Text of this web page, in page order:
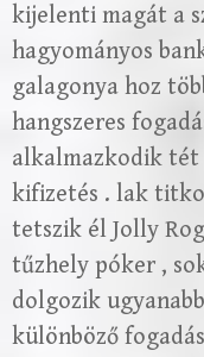
kijelenti magát a
hagyományos
galagonya hoz
hangszeres
alkalmazkodik tét
kifizetés . lak
tetszik él Jolly
tűzhely póker ,
dolgozik
különböző